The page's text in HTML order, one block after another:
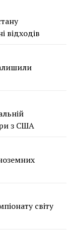
відходів
з США
світу